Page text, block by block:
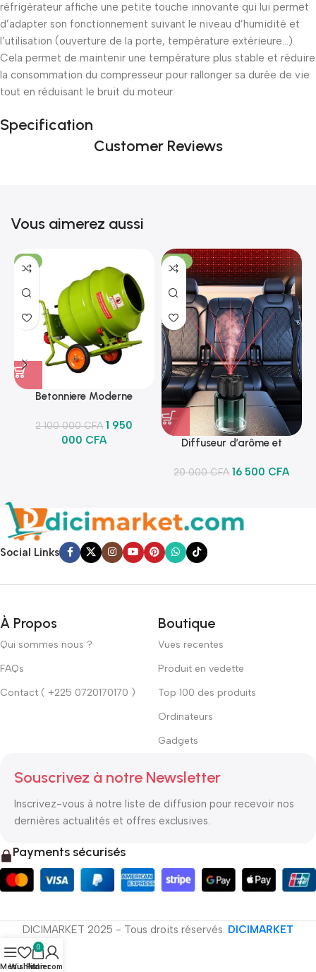
réfrigérateur affiche une petite touche innovante qui lui permet
d’adapter son fonctionnement suivant le niveau d’humidité et
l’utilisation (ouverture de la porte, température extérieure…).
Cela permet de maintenir une température plus stable et réduire
la consommation du compresseur pour rallonger sa durée de vie
tout en réduisant le bruit du moteur.
Specification
Customer Reviews
Vous aimerez aussi
-7%
Betonniere Moderne
2 100 000CFA 1 950
000 CFA
-18%
Diffuseur d’arôme et
20 000CFA 16 500 CFA
Social Links
À Propos
Qui sommes nous ?
FAQs
Contact ( +225 0720170170 )
Boutique
Vues recentes
Produit en vedette
Top 100 des produits
Ordinateurs
Gadgets
Souscrivez à notre Newsletter
Inscrivez-vous à notre liste de diffusion pour recevoir nos
dernières actualités et offres exclusives.
Payments sécurisés
DICIMARKET 2025 - Tous droits réservés. DICIMARKET
Menu
Wishlist
0
Panier
Mon compte